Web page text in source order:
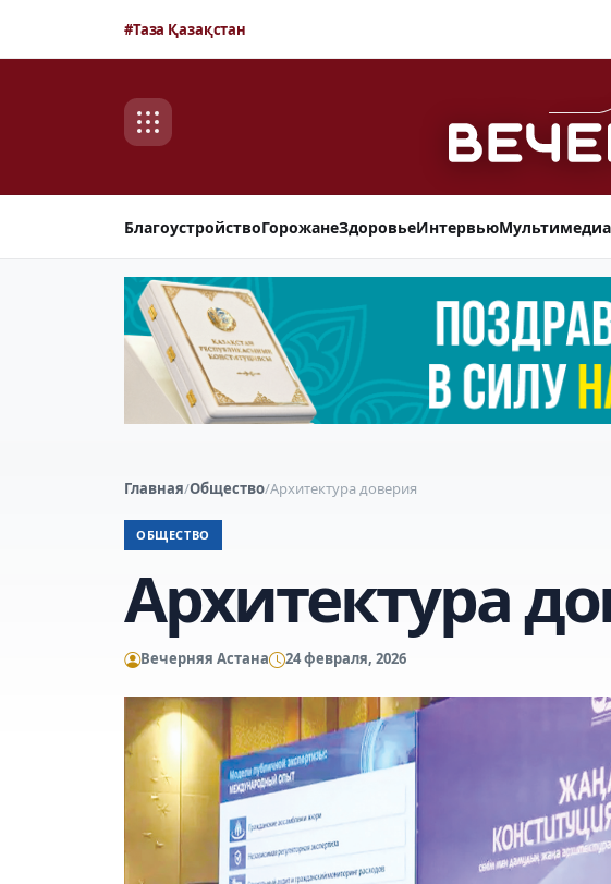
#Таза Қазақстан
БлагоустройствоГорожанеЗдоровьеИнтервьюМультимедиа
Главная/Общество/Архитектура доверия
ОБЩЕСТВО
Архитектура
Вечерняя Астана 24 февраля, 2026